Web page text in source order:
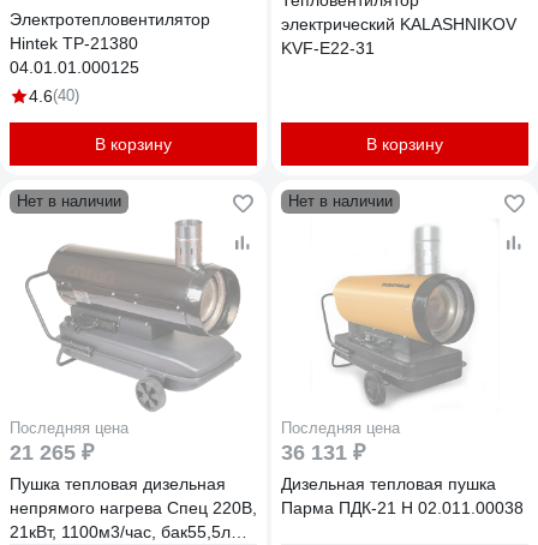
Электротепловентилятор
Hintek TP-21380
04.01.01.000125
4.6(40)
В корзину
электрический KALASHNIKOV
KVF-E22-31
В корзину
Нет в наличии
Последняя цена
21 265 ₽
Пушка тепловая дизельная
непрямого нагрева Спец 220В,
21кВт, 1100м3/час, бак55,5л
Нет в наличии
Последняя цена
36 131 ₽
Дизельная тепловая пушка
Парма ПДК-21 Н 02.011.00038